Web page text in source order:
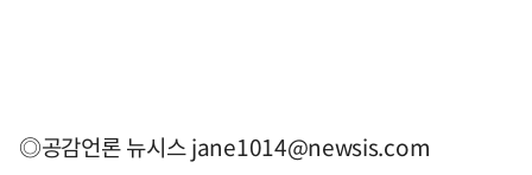
◎공감언론 뉴시스jane1014@newsis.com